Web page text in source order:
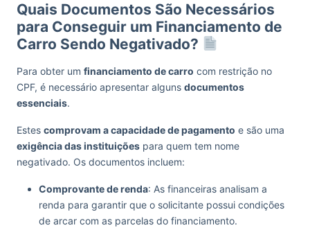
Quais Documentos São Necessários
para Conseguir um Financiamento de
Carro Sendo Negativado?
Para obter um financiamento de carro com restrição no
CPF, é necessário apresentar alguns documentos
essenciais.
Estes comprovam a capacidade de pagamento e são uma
exigência das instituições para quem tem nome
negativado. Os documentos incluem:
Comprovante de renda: As financeiras analisam a
renda para garantir que o solicitante possui condições
de arcar com as parcelas do financiamento.